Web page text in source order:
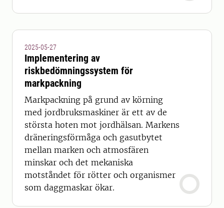
2025-05-27
Implementering av
riskbedömningssystem för
markpackning
Markpackning på grund av körning
med jordbruksmaskiner är ett av de
största hoten mot jordhälsan. Markens
dräneringsförmåga och gasutbytet
mellan marken och atmosfären
minskar och det mekaniska
motståndet för rötter och organismer
som daggmaskar ökar.